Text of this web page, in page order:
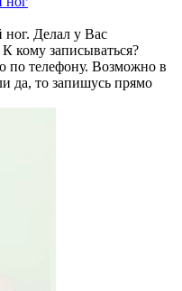
ног. Делал у Вас
кому записываться?
по телефону. Возможно в
да, то запишусь прямо